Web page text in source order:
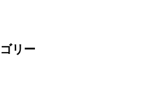
リー